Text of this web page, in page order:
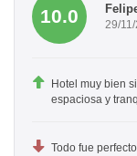
10.0 29/
Hotel muy bien
espaciosa y
Todo fue